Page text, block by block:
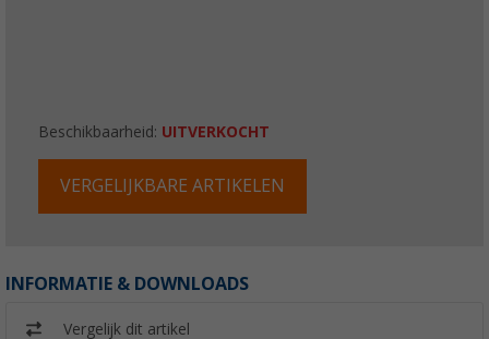
Beschikbaarheid: UITVERKOCHT
VERGELIJKBARE ARTIKELEN
INFORMATIE & DOWNLOADS
Vergelijk dit artikel